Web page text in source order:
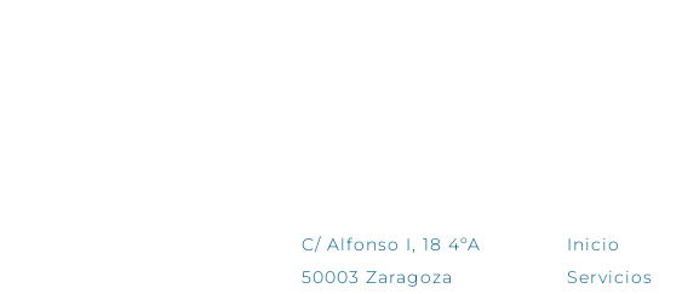
C/ Alfonso I, 18 4ºA
50003 Zaragoza
Inicio
Servicios